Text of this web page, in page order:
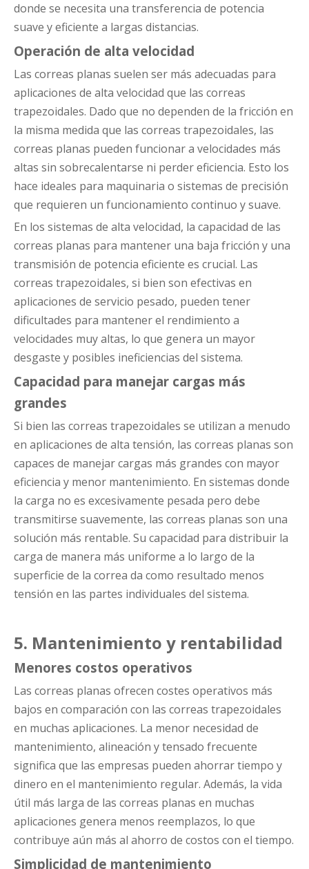
donde se necesita una transferencia de potencia
suave y eficiente a largas distancias.
Operación de alta velocidad
Las correas planas suelen ser más adecuadas para
aplicaciones de alta velocidad que las correas
trapezoidales. Dado que no dependen de la fricción en
la misma medida que las correas trapezoidales, las
correas planas pueden funcionar a velocidades más
altas sin sobrecalentarse ni perder eficiencia. Esto los
hace ideales para maquinaria o sistemas de precisión
que requieren un funcionamiento continuo y suave.
En los sistemas de alta velocidad, la capacidad de las
correas planas para mantener una baja fricción y una
transmisión de potencia eficiente es crucial. Las
correas trapezoidales, si bien son efectivas en
aplicaciones de servicio pesado, pueden tener
dificultades para mantener el rendimiento a
velocidades muy altas, lo que genera un mayor
desgaste y posibles ineficiencias del sistema.
Capacidad para manejar cargas más
grandes
Si bien las correas trapezoidales se utilizan a menudo
en aplicaciones de alta tensión, las correas planas son
capaces de manejar cargas más grandes con mayor
eficiencia y menor mantenimiento. En sistemas donde
la carga no es excesivamente pesada pero debe
transmitirse suavemente, las correas planas son una
solución más rentable. Su capacidad para distribuir la
carga de manera más uniforme a lo largo de la
superficie de la correa da como resultado menos
tensión en las partes individuales del sistema.
5. Mantenimiento y rentabilidad
Menores costos operativos
Las correas planas ofrecen costes operativos más
bajos en comparación con las correas trapezoidales
en muchas aplicaciones. La menor necesidad de
mantenimiento, alineación y tensado frecuente
significa que las empresas pueden ahorrar tiempo y
dinero en el mantenimiento regular. Además, la vida
útil más larga de las correas planas en muchas
aplicaciones genera menos reemplazos, lo que
contribuye aún más al ahorro de costos con el tiempo.
Simplicidad de mantenimiento